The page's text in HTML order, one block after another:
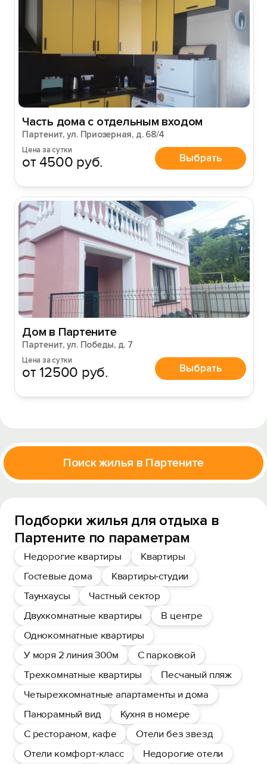
Часть дома с отдельным входом
Партенит, ул. Приозерная, д. 68/4
Цена за сутки
от 4500 руб. Выбрать
Дом в Партените
Партенит, ул. Победы, д. 7
Цена за сутки
от 12500 руб. Выбрать
Поиск жилья в Партените
Подборки жилья для отдыха в
Партените по параметрам
Недорогие квартиры
Квартиры
Гостевые дома
Квартиры-студии
Таунхаусы
Частный сектор
Двухкомнатные квартиры
В центре
Однокомнатные квартиры
У моря 2 линия 300м
С парковкой
Трехкомнатные квартиры
Песчаный пляж
Четырехкомнатные апартаменты и дома
Панорамный вид
Кухня в номере
С рестораном, кафе
Отели без звезд
Отели комфорт-класс
Недорогие отели